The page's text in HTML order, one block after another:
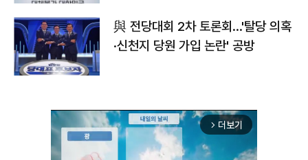
與 전당대회 2차 토론회…'탈당 의혹
·신천지 당원 가입 논란' 공방
arrow_forward_ios 더보기